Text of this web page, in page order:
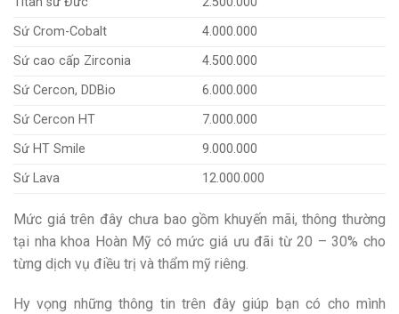
Sứ Crom-Cobalt
4.000.000
Sứ cao cấp Zirconia
4.500.000
Sứ Cercon, DDBio
6.000.000
Sứ Cercon HT
7.000.000
Sứ HT Smile
9.000.000
Sứ Lava
12.000.000
Mức giá trên đây chưa bao gồm khuyến mãi, thông thường
tại nha khoa Hoàn Mỹ có mức giá ưu đãi từ 20 – 30% cho
từng dịch vụ điều trị và thẩm mỹ riêng.
Hy vọng những thông tin trên đây giúp bạn có cho mình